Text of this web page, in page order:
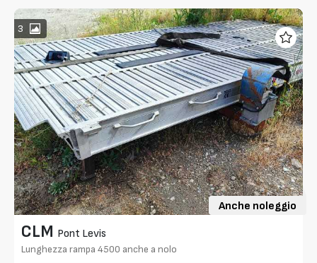
3
Anche noleggio
CLM Pont Levis
Lunghezza rampa 4500 anche a nolo